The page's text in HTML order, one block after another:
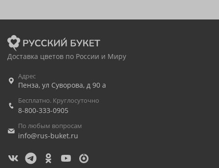
Доставка цветов по России и Миру
Адрес
Пенза, ул Суворова, д 90 а
Бесплатно. Круглосуточно
8-800-333-0905
По любым вопросам
info@rus-buket.ru